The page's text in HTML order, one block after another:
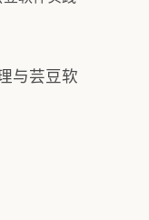
与芸豆软